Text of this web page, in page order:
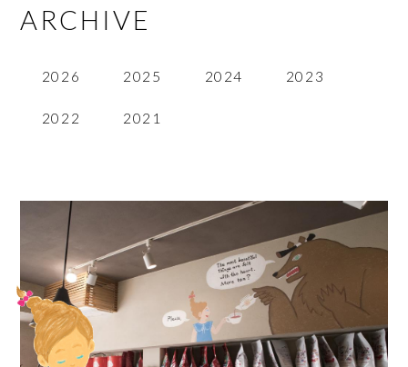
ARCHIVE
2026 2025 2024 2023
2022 2021